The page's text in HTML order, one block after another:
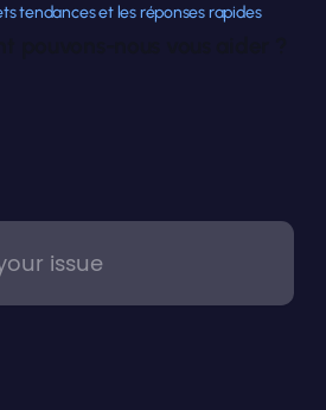
tendances et les réponses rapides